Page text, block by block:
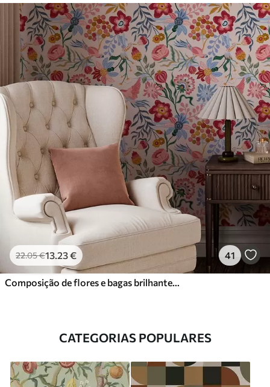
22.05€13.23€ 41
Composição de flores e bagas brilhantes com papagaios
CATEGORIAS POPULARES